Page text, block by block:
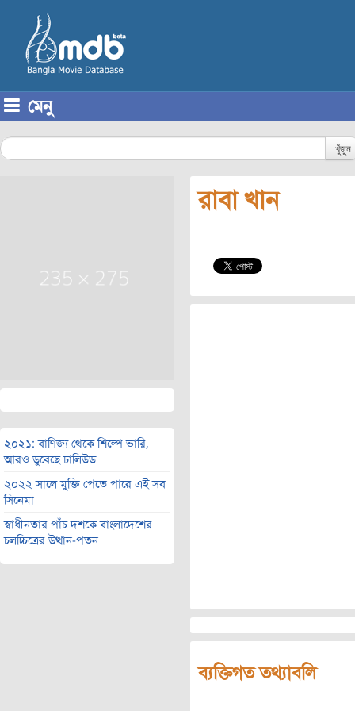
মেনু
খুঁজুন
২০২১: বাণিজ্য থেকে শিল্পে ভারি,
আরও ডুবেছে ঢালিউড
২০২২ সালে মুক্তি পেতে পারে এই সব
সিনেমা
স্বাধীনতার পাঁচ দশকে বাংলাদেশের
চলচ্চিত্রের উত্থান-পতন
রাবা খান
ব্যক্তিগত তথ্যাবলি